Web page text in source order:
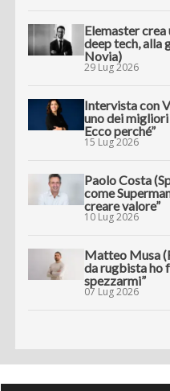
Elemaster
deep tech, alla
Novia)
29 Lug 2026
Intervista con
uno dei
Ecco perché”
15 Lug 2026
Paolo Costa
come
creare valore”
10 Lug 2026
Matteo Musa
da rugbista ho
spezzarmi”
07 Lug 2026